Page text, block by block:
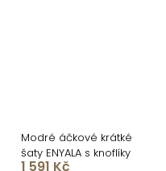
Modré áčkové krátké
šaty ENYALA s knoflíky
1 591 Kč